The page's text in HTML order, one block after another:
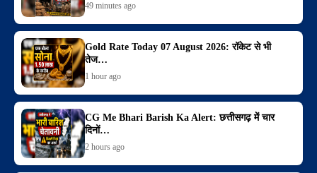
49 minutes ago
Gold Rate Today 07 August 2026: रॉकेट से भी
तेज…
1 hour ago
CG Me Bhari Barish Ka Alert: छत्तीसगढ़ में चार
दिनों…
2 hours ago